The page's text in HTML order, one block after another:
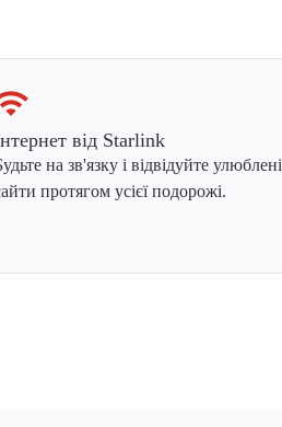
від Starlink
на зв'язку і відвідуйте улюблені
протягом усієї подорожі.